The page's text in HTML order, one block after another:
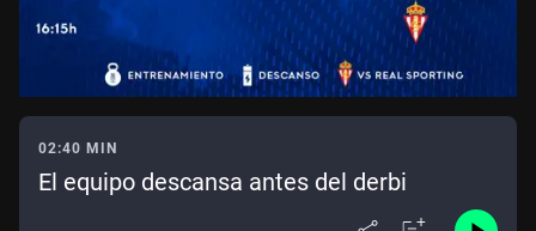
02:40 MIN
El equipo descansa antes del derbi